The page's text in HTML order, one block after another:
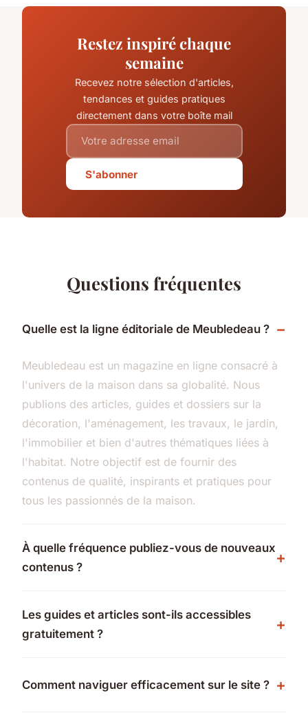
Restez inspiré chaque
semaine
Recevez notre sélection d'articles,
tendances et guides pratiques
directement dans votre boîte mail
S'abonner
Questions fréquentes
Quelle est la ligne éditoriale de Meubledeau ?
Meubledeau est un magazine en ligne consacré à
l'univers de la maison dans sa globalité. Nous
publions des articles, guides et dossiers sur la
décoration, l'aménagement, les travaux, le jardin,
l'immobilier et bien d'autres thématiques liées à
l'habitat. Notre objectif est de fournir des
contenus de qualité, inspirants et pratiques pour
tous les passionnés de la maison.
À quelle fréquence publiez-vous de nouveaux
contenus ?
Les guides et articles sont-ils accessibles
gratuitement ?
Comment naviguer efficacement sur le site ?